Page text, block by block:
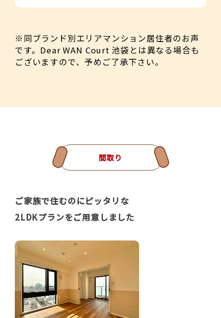
※同ブランド別エリアマンション居住者のお声
です。Dear WAN Court 池袋とは異なる場合も
ございますので、予めご了承下さい。
間取り
ご家族で住むのにピッタリな
2LDKプランをご用意しました